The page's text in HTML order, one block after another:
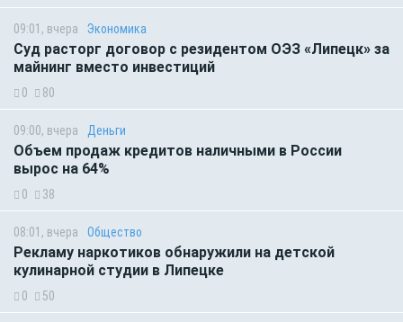
09:01, вчера Экономика
Суд расторг договор с резидентом ОЭЗ «Липецк» за
майнинг вместо инвестиций
0 80
09:00, вчера Деньги
Объем продаж кредитов наличными в России
вырос на 64%
0 38
08:01, вчера Общество
Рекламу наркотиков обнаружили на детской
кулинарной студии в Липецке
0 50